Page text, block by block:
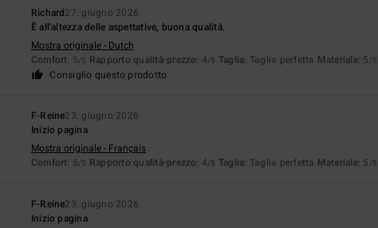
Richard27. giugno 2026
È all'altezza delle aspettative, buona qualità.
Mostra originale - Dutch
Comfort: 5/5 Rapporto qualità-prezzo: 4/5 Taglia: Taglia perfetta Materiale: 5 /5
Consiglio questo prodotto
F-Reine23. giugno 2026
Inizio pagina
Mostra originale - Français
Comfort: 5/5 Rapporto qualità-prezzo: 4/5 Taglia: Taglia perfetta Materiale: 5 /5
F-Reine23. giugno 2026
Inizio pagina